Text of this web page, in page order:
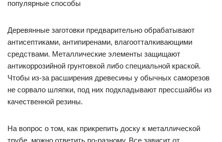
Деревянные заготовки предварительно обрабатывают
антисептиками, антипиренами, влагоотталкивающими
средствами. Металлические элементы защищают
антикоррозийной грунтовкой либо специальной краской.
Чтобы из-за расширения древесины у обычных саморезов
не сорвало шляпки, под них подкладывают прессшайбы из
качественной резины.
На вопрос о том, как прикрепить доску к металлической
трубе, можно ответить по-разному. Все зависит от